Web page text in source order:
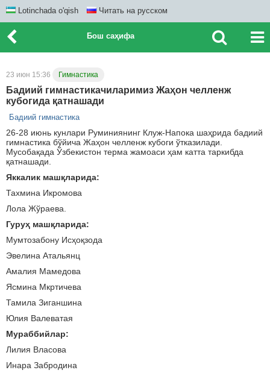
Lotinchada o'qish Читать на русском
Бош саҳифа
23 июн 15:36 Гимнастика
Бадиий гимнастикачиларимиз Жаҳон челленж
кубогида қатнашади
Бадиий гимнастика
26-28 июнь кунлари Руминиянинг Клуж-Напока шаҳрида бадиий
гимнастика бўйича Жаҳон челленж кубоги ўтказилади.
Мусобақада Ўзбекистон терма жамоаси ҳам катта таркибда
қатнашади.
Яккалик машқларида:
Тахмина Икромова
Лола Жўраева.
Гуруҳ машқларида:
Мумтозабону Исҳоқзода
Эвелина Атальянц
Амалия Мамедова
Ясмина Мкртичева
Тамила Зиганшина
Юлия Валеватая
Мураббийлар:
Лилия Власова
Инара Забродина